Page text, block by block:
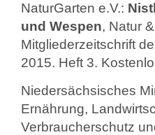
NaturGarten e.V.:
und Wespen, Natur
Mitgliederzeitschrift
2015. Heft 3.
Niedersächsisches
Ernährung,
Verbraucherschutz